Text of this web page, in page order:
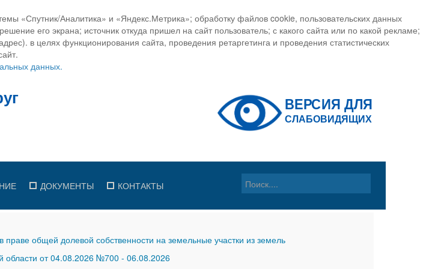
«Спутник/Аналитика» и «Яндекс.Метрика»; обработку файлов cookie, пользовательских данных
его экрана; источник откуда пришел на сайт пользователь; с какого сайта или по какой рекламе;
в целях функционирования сайта, проведения ретаргетинга и проведения статистических
данных.
ДОКУМЕНТЫ КОНТАКТЫ
общей долевой собственности на земельные участки из земель
области от 04.08.2026 №700 - 06.08.2026